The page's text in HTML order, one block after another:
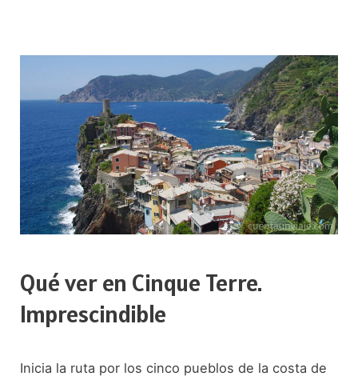
Albacete
Qué ver en Cinque Terre.
Imprescindible
Inicia la ruta por los cinco pueblos de la costa de